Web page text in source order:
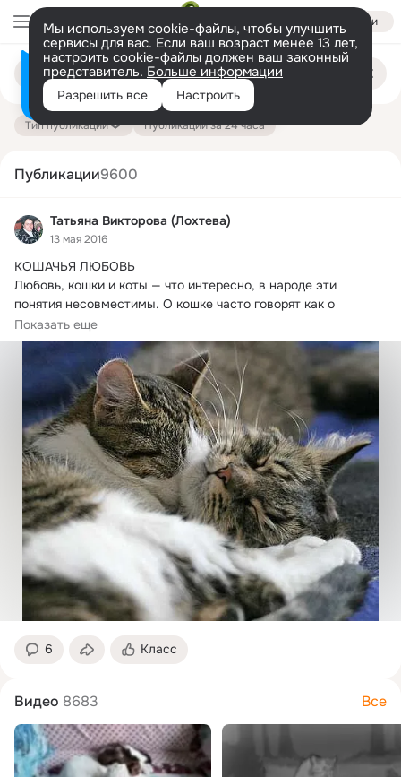
Войти
Мы используем cookie-файлы, чтобы улучшить
сервисы для вас. Если ваш возраст менее 13 лет,
настроить cookie-файлы должен ваш законный
представитель. Больше информации
Разрешить все Настроить
Поиск
публикациям
Тип публикации Публикации за 24 часа
Публикации9600
Татьяна Викторова (Лохтева)
13 мая 2016
КОШАЧЬЯ ЛЮБОВЬ
Любовь, кошки и коты — что интересно, в народе эти
понятия несовместимы. О кошке часто говорят как о
символе супружеской...
Показать еще
6 Класс
Видео 8683 Все
Информация о контенте
на платформе — здесь